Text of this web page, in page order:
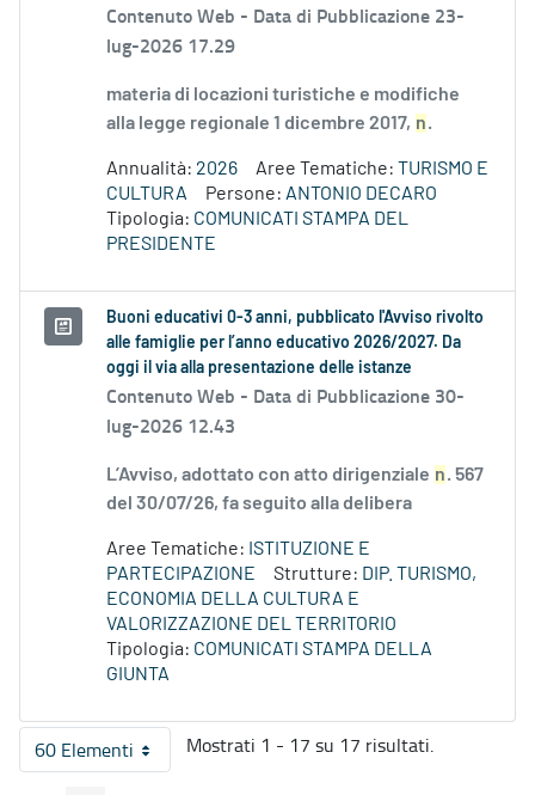
Contenuto Web - Data di Pubblicazione 23-
lug-2026 17.29
materia di locazioni turistiche e modifiche
alla legge regionale 1 dicembre 2017, n.
Annualità: 2026 Aree Tematiche: TURISMO E
CULTURA
Persone: ANTONIO DECARO
Tipologia: COMUNICATI STAMPA DEL
PRESIDENTE
Buoni educativi 0-3 anni, pubblicato l'Avviso rivolto
alle famiglie per l’anno educativo 2026/2027. Da
oggi il via alla presentazione delle istanze
Contenuto Web - Data di Pubblicazione 30-
lug-2026 12.43
L’Avviso, adottato con atto dirigenziale n. 567
del 30/07/26, fa seguito alla delibera
Aree Tematiche: ISTITUZIONE E
PARTECIPAZIONE
Strutture: DIP. TURISMO,
ECONOMIA DELLA CULTURA E
VALORIZZAZIONE DEL TERRITORIO
Tipologia: COMUNICATI STAMPA DELLA
GIUNTA
60 ElementiPer pagina
Mostrati 1 - 17 su 17 risultati.